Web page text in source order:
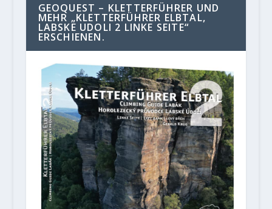
GEOQUEST – KLETTERFÜHRER UND
MEHR „KLETTERFÜHRER ELBTAL,
LABSKE UDOLI 2 LINKE SEITE“
ERSCHIENEN.